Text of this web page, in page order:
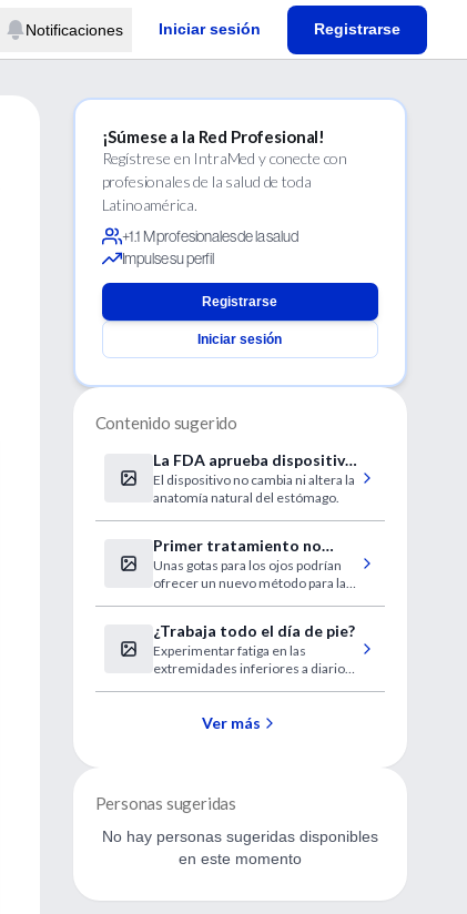
Notificaciones Iniciar sesión Registrarse
¡Súmese a la Red Profesional!
Regístrese en IntraMed y conecte con
profesionales de la salud de toda
Latinoamérica.
+1.1 M profesionales de la salud
Impulse su perfil
Registrarse
Iniciar sesión
Contenido sugerido
La FDA aprueba dispositivo
de balón gástrico temporal
para tratar la obesidad
El dispositivo no cambia ni altera la
anatomía natural del estómago.
Primer tratamiento no
quirúrgico para las
cataratas
Unas gotas para los ojos podrían
ofrecer un nuevo método para la
¿Trabaja todo el día de pie?
Experimentar fatiga en las
extremidades inferiores a diario
Ver más
Personas sugeridas
No hay personas sugeridas disponibles
en este momento